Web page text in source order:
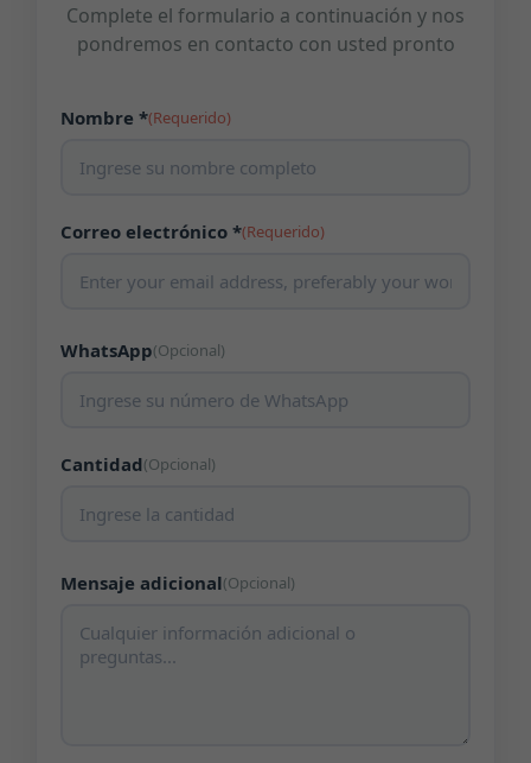
Complete el formulario a continuación y nos
pondremos en contacto con usted pronto
Nombre *(Requerido)
Correo electrónico *(Requerido)
WhatsApp(Opcional)
Cantidad(Opcional)
Mensaje adicional(Opcional)